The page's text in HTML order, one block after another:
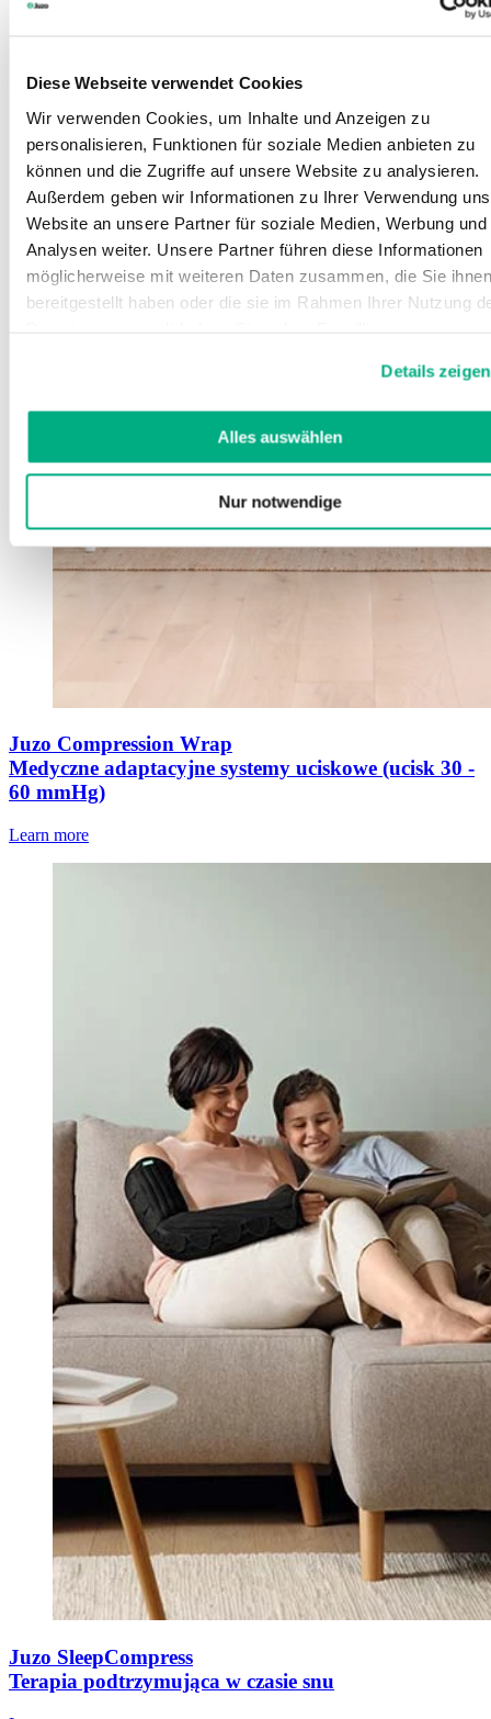
Diese Webseite verwendet Cookies
Wir verwenden Cookies, um Inhalte und Anzeigen zu
personalisieren, Funktionen für soziale Medien anbieten zu
können und die Zugriffe auf unsere Website zu analysieren.
Außerdem geben wir Informationen zu Ihrer Verwendung
Website an unsere Partner für soziale Medien, Werbung und
Analysen weiter. Unsere Partner führen diese Informationen
möglicherweise mit weiteren Daten zusammen, die Sie ihnen
bereitgestellt haben oder die sie im Rahmen Ihrer Nutzung
unsererDatenschutzerklärungundImpressum.
Details zeigen
Alles auswählen
Nur notwendige
Juzo Compression Wrap
Medyczne adaptacyjne systemy uciskowe (ucisk 30 -
60 mmHg)
Learn more
Juzo SleepCompress
Terapia podtrzymująca w czasie snu